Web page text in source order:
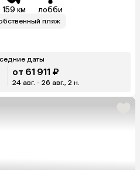
159 км лобби
пляж
даты
от 61 911 ₽
24 авг. - 26 авг., 2 н.